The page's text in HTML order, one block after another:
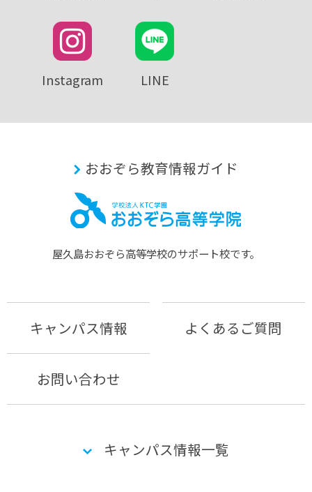
Instagram LINE
おおぞら教育情報ガイド
屋久島おおぞら⾼等学校のサポート校です。
キャンパス情報 よくあるご質問
お問い合わせ
キャンパス情報一覧